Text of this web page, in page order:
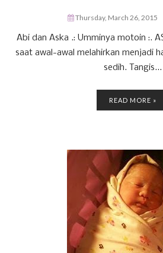
Thursday, March 26, 2015
Abi dan Aska .: Umminya motoin :.
saat awal-awal melahirkan menjadi
sedih. Tangis...
READ MORE »